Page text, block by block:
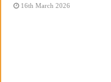
16th March 2026